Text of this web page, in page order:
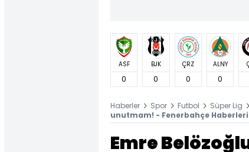
ASF
0
BJK
0
ÇRZ
0
ALNY
0
Haberler Spor Futbol Süper Lig
unutmam! - Fenerbahçe Haberleri
Emre